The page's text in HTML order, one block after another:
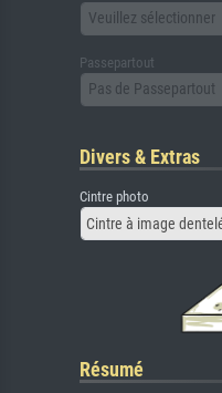
Veuillez sélectionner
Passepartout
Pas de Passepartout
Divers & Extras
Cintre photo
Cintre à image
Résumé